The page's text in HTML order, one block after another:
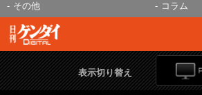
その他
コラム
表示切り替え